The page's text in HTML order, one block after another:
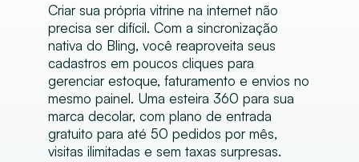
Criar sua própria vitrine na internet não
precisa ser difícil. Com a sincronização
nativa do Bling, você reaproveita seus
cadastros em poucos cliques para
gerenciar estoque, faturamento e envios no
mesmo painel. Uma esteira 360 para sua
marca decolar, com plano de entrada
gratuito para até 50 pedidos por mês,
visitas ilimitadas e sem taxas surpresas.